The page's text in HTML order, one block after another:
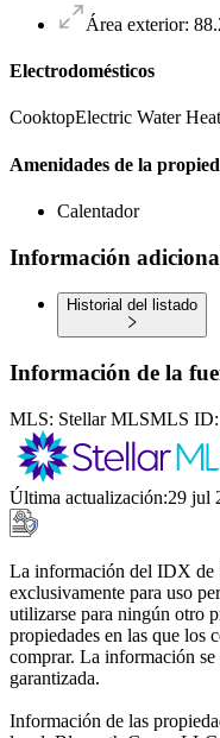
Área exterior:
Electrodomésticos
CooktopElectric Water
Amenidades de la
Calentador
Información
Historial del listado
Información de la
MLS: Stellar MLSMLS ID:
Última actualización:29 jul
La información del IDX de
exclusivamente para uso
utilizarse para ningún otro
propiedades en las que los
comprar. La información
garantizada.
Información de las